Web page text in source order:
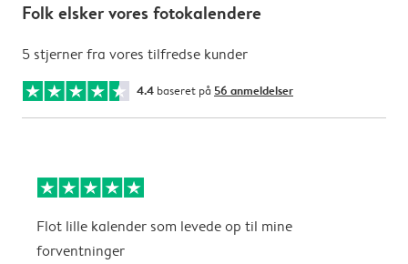
Folk elsker vores fotokalendere
5 stjerner fra vores tilfredse kunder
4.4 baseret på 56 anmeldelser
Flot lille kalender som levede op til mine
forventninger